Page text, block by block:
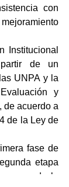
con
Institucional
de un
UNPA y la
y
de acuerdo a
de la Ley de
fase de
etapa
cargo de la